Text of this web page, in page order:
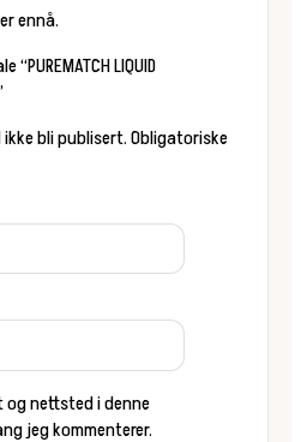
ennå.
LIQUID
bli publisert.Obligatoriske
nettsted i denne
jeg kommenterer.